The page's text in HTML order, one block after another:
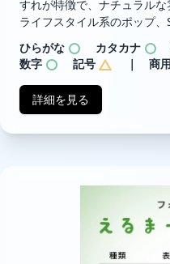
すれが特徴で、ナチュラルな
ライフスタイル系のポップ、
ひらがな
カタカナ
数字
記号 ｜ 商用
詳細を見る